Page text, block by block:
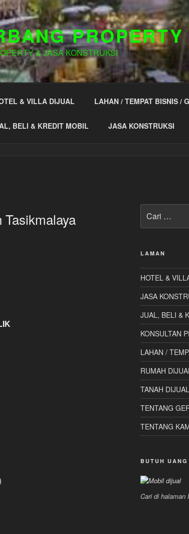
PROPERTY
& JASA KONSTRUKSI
& VILLA DIJUAL LAHAN / TEMPAT BISNIS /
BELI & KREDIT MOBIL JASA KONSTRUKSI
untuk:
LAMAN
HOTEL &
JASA
JUAL, BELI &
KONSULTAN
LAHAN /
RUMAH
TANAH DIJUAL
TENTANG
TENTANG
BUTUH
Cari di halaman